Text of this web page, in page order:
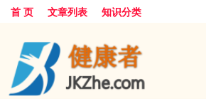
首 页 文章列表 知识分类